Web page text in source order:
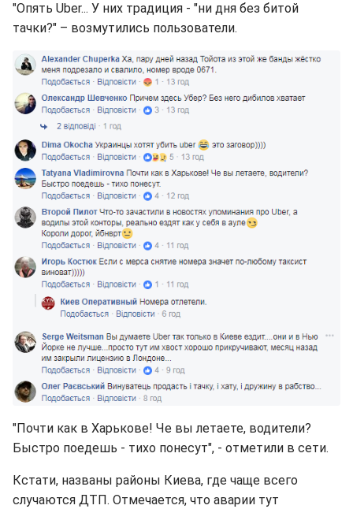
"Опять Uber... У них традиция - "ни дня без битой
тачки?" – возмутились пользователи.
"Почти как в Харькове! Че вы летаете, водители?
Быстро поедешь - тихо понесут", - отметили в сети.
Кстати, названы районы Киева, где чаще всего
случаются ДТП. Отмечается, что аварии тут